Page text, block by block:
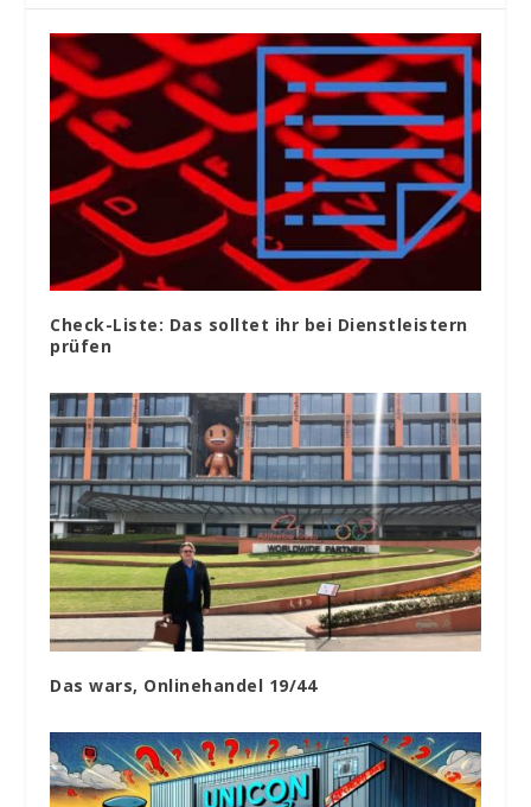
Check-Liste: Das solltet ihr bei Dienstleistern
prüfen
Das wars, Onlinehandel 19/44